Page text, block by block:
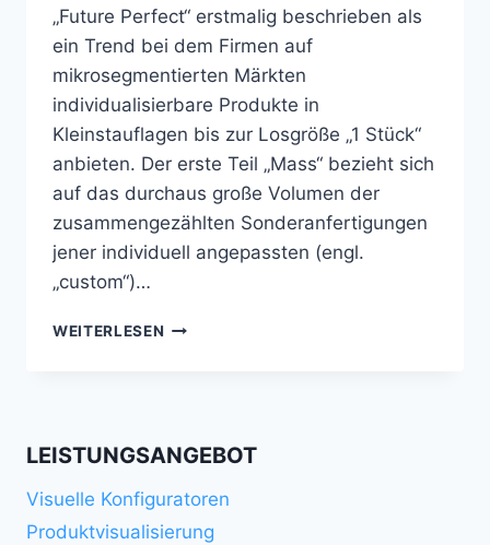
„Future Perfect“ erstmalig beschrieben als
ein Trend bei dem Firmen auf
mikrosegmentierten Märkten
individualisierbare Produkte in
Kleinstauflagen bis zur Losgröße „1 Stück“
anbieten. Der erste Teil „Mass“ bezieht sich
auf das durchaus große Volumen der
zusammengezählten Sonderanfertigungen
jener individuell angepassten (engl.
„custom“)…
WEITERLESEN MASS
LEISTUNGSANGEBOT
Visuelle Konfiguratoren
Produktvisualisierung